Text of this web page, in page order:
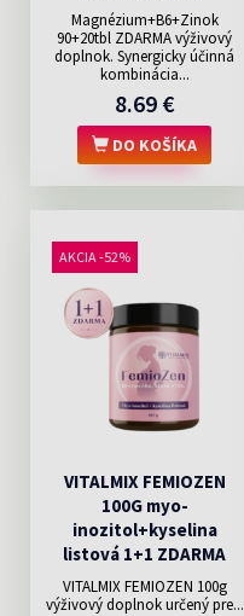
Magnézium+B6+Zinok
90+20tbl ZDARMA výživový
doplnok. Synergicky účinná
kombinácia...
8.69 €
DO KOŠÍKA
AKCIA -52%
VITALMIX FEMIOZEN
100G myo-
inozitol+kyselina
listová 1+1 ZDARMA
VITALMIX FEMIOZEN 100g
výživový doplnok určený pre...